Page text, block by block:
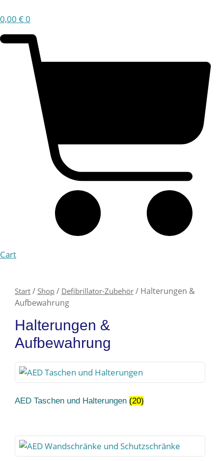
0,00 €0
Cart
Start / Shop / Defibrillator-Zubehör / Halterungen &
Aufbewahrung
Halterungen &
Aufbewahrung
AED Taschen und Halterungen (20)